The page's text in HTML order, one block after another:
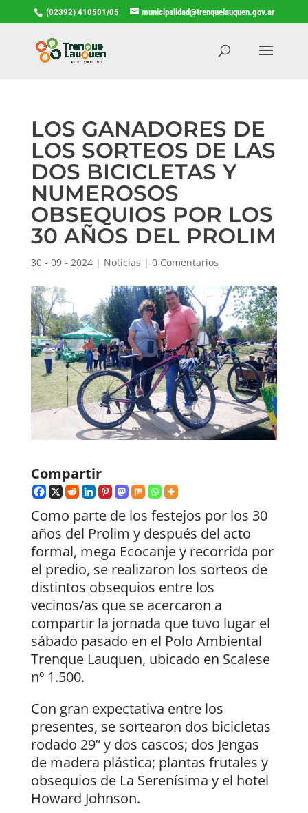
(02392) 410501/05 municipalidad@trenquelauquen.gov.ar
LOS GANADORES DE
LOS SORTEOS DE LAS
DOS BICICLETAS Y
NUMEROSOS
OBSEQUIOS POR LOS
30 AÑOS DEL PROLIM
30 - 09 - 2024| Noticias | 0 Comentarios
Compartir
Como parte de los festejos por los 30
años del Prolim y después del acto
formal, mega Ecocanje y recorrida por
el predio, se realizaron los sorteos de
distintos obsequios entre los
vecinos/as que se acercaron a
compartir la jornada que tuvo lugar el
sábado pasado en el Polo Ambiental
Trenque Lauquen, ubicado en Scalese
nº 1.500.
Con gran expectativa entre los
presentes, se sortearon dos bicicletas
rodado 29” y dos cascos; dos Jengas
de madera plástica; plantas frutales y
obsequios de La Serenísima y el hotel
Howard Johnson.